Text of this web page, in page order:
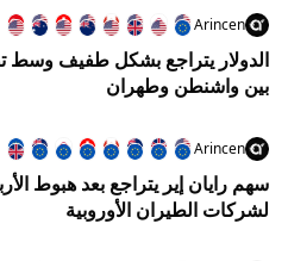
Arincen
الدولار يتراجع بشكل طفيف وسط
بين واشنطن وطهران
Arincen
سهم رايان إير يتراجع بعد هبوط
لشركات الطيران الأوروبية